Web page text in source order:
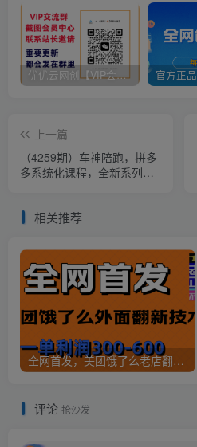
优优云网创【VIP会员专属交流群】
上一篇
（4259期）车神陪跑，拼多
多系统化课程，全新系列课
相关推荐
全网首发，美团饿了么老店翻新最新技术，一单利润300-600
评论 抢沙发